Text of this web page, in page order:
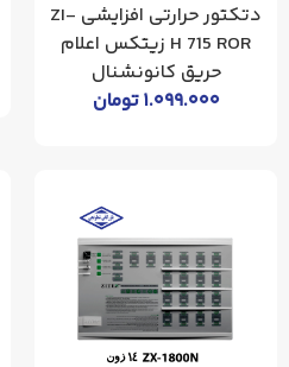
دتکتور حرارتی افزایشی ZI-
H 715 ROR زیتکس اعلام
حریق کانونشنال
۱.۰۹۹.۰۰۰تومان